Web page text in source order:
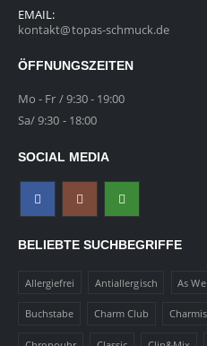
EMAIL:
kontakt@topas-schmuck.de
ÖFFNUNGSZEITEN
Mo - Fr / 9:30 - 19:00
Sa/ 9:30 - 18:00
SOCIAL MEDIA
BELIEBTE SUCHBEGRIFFE
Allergiefrei Antiallergisch As
Buchstabe Charm Club